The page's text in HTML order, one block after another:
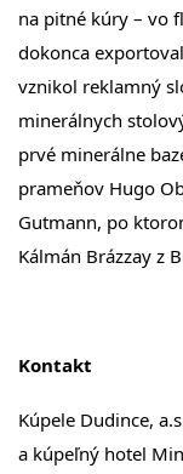
na pitné kúry – vo
dokonca
vznikol reklamný
minerálnych
prvé minerálne
prameňov Hugo
Gutmann, po
Kálmán Brázzay z
Kontakt
Kúpele Dudince,
a kúpeľný hotel